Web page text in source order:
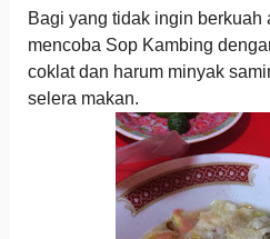
Bagi yang tidak ingin berkuah
mencoba Sop Kambing
coklat dan harum minyak
selera makan.